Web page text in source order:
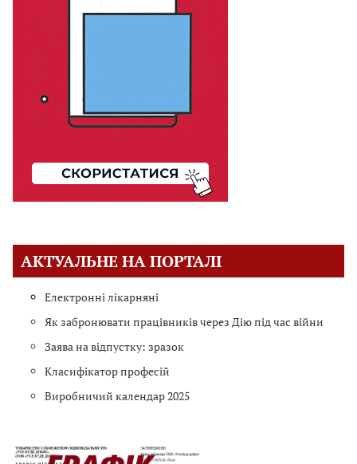
АКТУАЛЬНЕ НА ПОРТАЛІ
Електронні лікарняні
Як забронювати працівників через Дію під час війни
Заява на відпустку: зразок
Класифікатор професій
Виробничий календар 2025